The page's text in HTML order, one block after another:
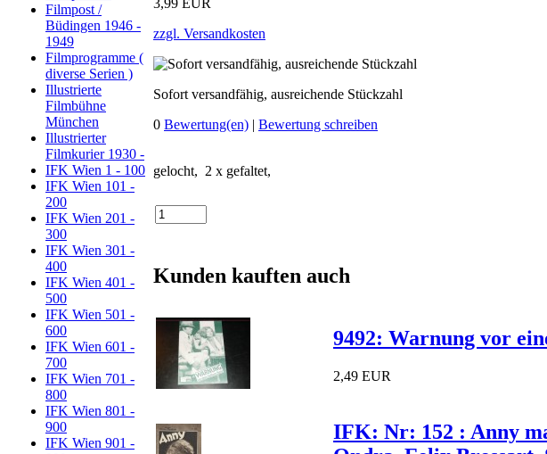
Filmpost /
Büdingen 1946 -
1949
Filmprogramme (
diverse Serien )
Illustrierte
Filmbühne
München
Illustrierter
Filmkurier 1930 -
IFK Wien 1 - 100
IFK Wien 101 -
200
IFK Wien 201 -
300
IFK Wien 301 -
400
IFK Wien 401 -
500
IFK Wien 501 -
600
IFK Wien 601 -
700
IFK Wien 701 -
800
IFK Wien 801 -
900
IFK Wien 901 -
zzgl. Versandkosten
Sofort versandfähig, ausreichende Stückzahl
0 Bewertung(en) | Bewertung schreiben
gelocht, 2 x gefaltet,
Kunden kauften auch
9492: Warnung vor
2,49 EUR
IFK: Nr: 152 : Anny